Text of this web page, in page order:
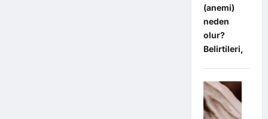
(anemi)
neden
olur?
Belirtileri,